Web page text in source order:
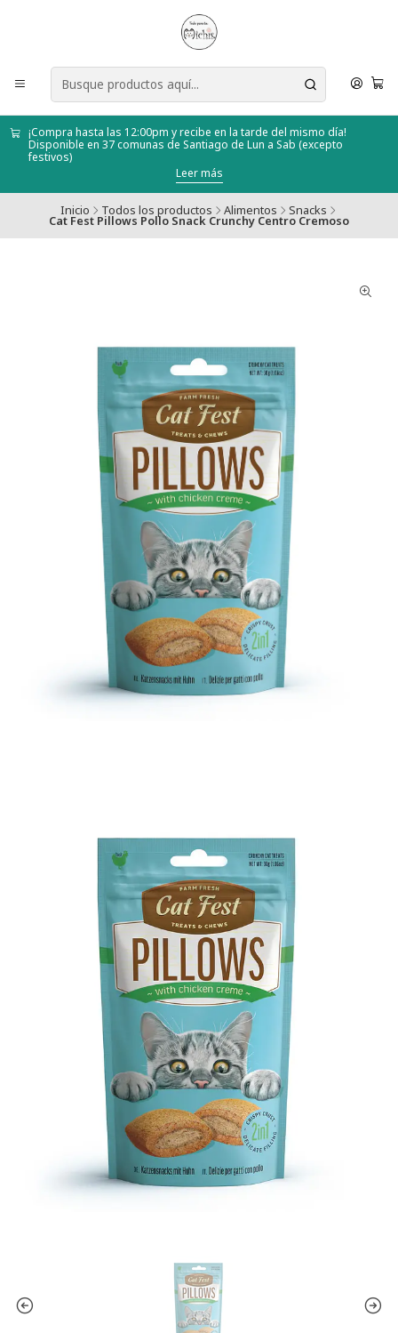
¡Compra hasta las 12:00pm y recibe en la tarde del mismo día!
Disponible en 37 comunas de Santiago de Lun a Sab (excepto
festivos)
Leer más
Inicio Todos los productos Alimentos Snacks
Cat Fest Pillows Pollo Snack Crunchy Centro Cremoso